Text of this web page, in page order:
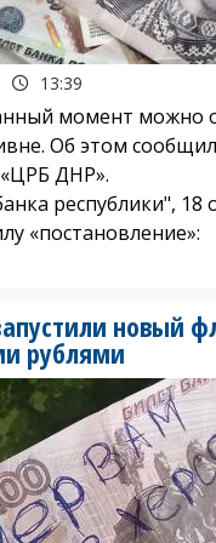
13:39
момент можно
Об этом
ДНР».
республики", 18
«постановление»:
новый
рублями